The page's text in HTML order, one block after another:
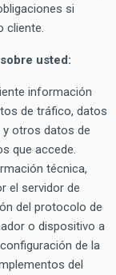
si
cliente.
usted:
información
de tráfico, datos
y otros datos de
que accede.
técnica,
el servidor de
del protocolo de
o dispositivo a
de la
del